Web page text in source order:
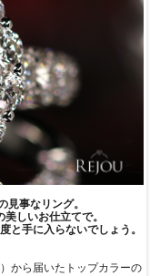
見事なリング。
しいお仕立てで。
と手に入らないでしょう。
から届いたトップカラーの